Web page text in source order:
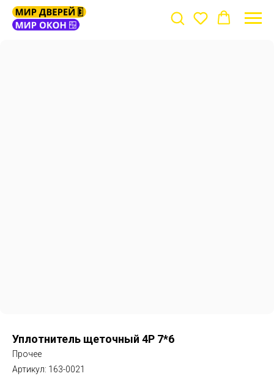
Уплотнитель щеточный 4Р 7*6
Прочее
Артикул: 163-0021